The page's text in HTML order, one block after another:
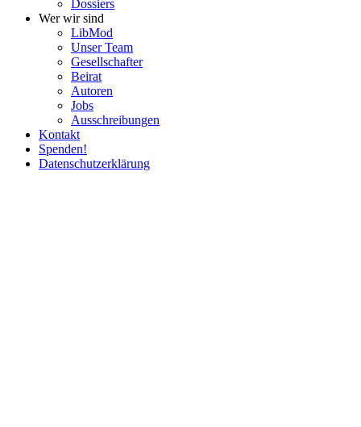
Dossiers
Wer wir sind
LibMod
Unser Team
Gesell­schafter
Beirat
Autoren
Jobs
Ausschrei­bungen
Kontakt
Spenden!
Daten­schutz­er­klärung